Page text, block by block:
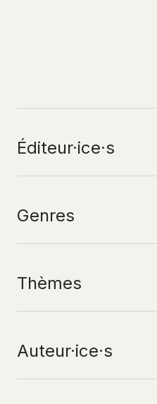
NAVIGUERPAR
Éditeur·ice·s
Genres
Thèmes
Auteur·ice·s